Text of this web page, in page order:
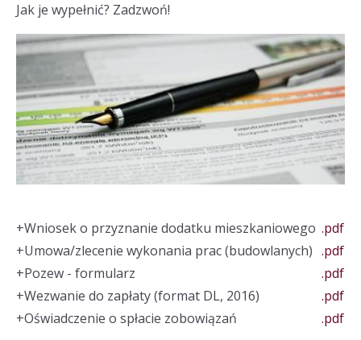
Jak je wypełnić? Zadzwoń!
+Wniosek o przyznanie dodatku mieszkaniowego .pdf
+Umowa/zlecenie wykonania prac (budowlanych) .pdf
+Pozew - formularz
.pdf
+Wezwanie do zapłaty (format DL, 2016)
.pdf
+Oświadczenie o spłacie zobowiązań .pdf